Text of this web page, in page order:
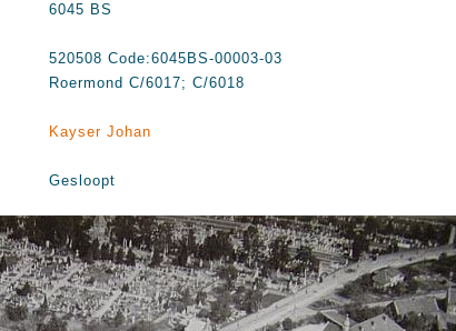
6045 BS
520508 Code:6045BS-00003-03
Roermond C/6017; C/6018
Kayser Johan
Gesloopt